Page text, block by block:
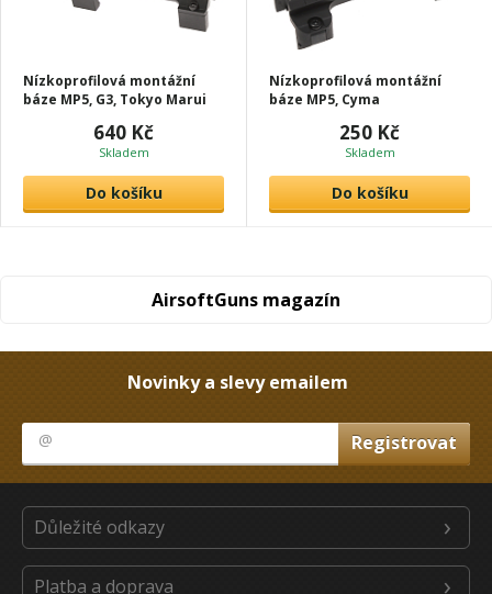
Nízkoprofilová montážní
báze MP5, G3, Tokyo Marui
640 Kč
Skladem
Do košíku
Nízkoprofilová montážní
báze MP5, Cyma
250 Kč
Skladem
Do košíku
AirsoftGuns magazín
Novinky a slevy emailem
Důležité odkazy
Platba a doprava